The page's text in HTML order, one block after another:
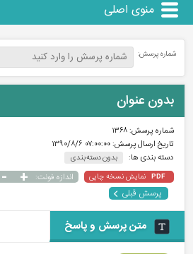
منوی اصلی
شماره پرسش:
بدون عنوان
شماره پرسش:۱۳۶۸
تاریخ ارسال پرسش:۰۷:۰۰:۰۰ ۱۳۹۰/۸/۶
دسته بندی ها:
بدون دسته بندی
PDF نمایش نسخه چاپی اندازه فونت: +
-
پرسش قبلی
متن پرسش و پاسخ